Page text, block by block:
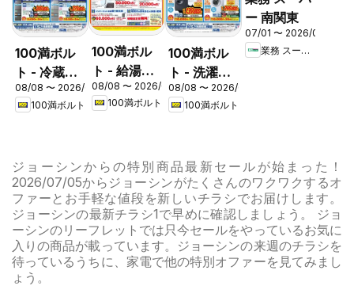
100満ボル
ト - 冷蔵庫
キャンペー
ン
08/08 〜 2026/08/16
100満ボルト
100満ボル
ト - 給湯器
フェア
08/08 〜 2026/08/31
100満ボルト
100満ボル
ト - 洗濯機
キャンペー
ン
08/08 〜 2026/08/16
100満ボルト
ー 南関東
07/01 〜 2026/08/31
業務 スーパー
ジョーシンからの特別商品最新セールが始まった！
2026/07/05からジョーシンがたくさんのワクワクするオ
ファーとお手軽な値段を新しいチラシでお届けします。
ジョーシンの最新チラシ1で早めに確認しましょう。 ジョ
ーシンのリーフレットでは只今セールをやっているお気に
入りの商品が載っています。ジョーシンの来週のチラシを
待っているうちに、家電で他の特別オファーを見てみまし
ょう。